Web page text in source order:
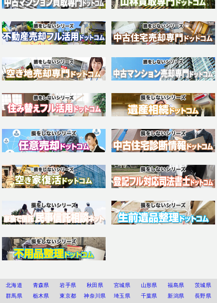
北海道 青森県 岩手県 秋田県 宮城県 山形県 福島県
茨城県
群馬県
栃木県 東京都 神奈川県 埼玉県 千葉県 新潟県
長野県